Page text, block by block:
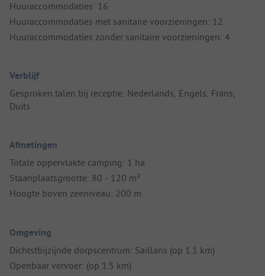
Huuraccommodaties: 16
Huuraccommodaties met sanitaire voorzieningen: 12
Huuraccommodaties zonder sanitaire voorzieningen: 4
Verblijf
Gesproken talen bij receptie: Nederlands, Engels, Frans,
Duits
Afmetingen
Totale oppervlakte camping: 1 ha
Staanplaatsgrootte: 80 - 120 m²
Hoogte boven zeeniveau: 200 m
Omgeving
Dichtstbijzijnde dorpscentrum: Saillans (op 1.1 km)
Openbaar vervoer: (op 1.5 km)